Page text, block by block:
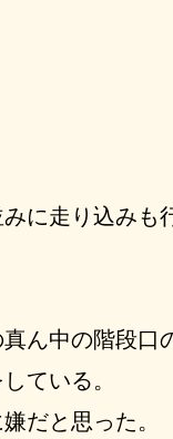
に走り込みも
ん中の階段口
ている。
だと思った。